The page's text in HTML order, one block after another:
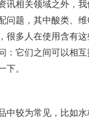
讯相关领域之外，
问题，其中酸类、
很多人在使用含有这
：它们之间可以相
。
中较为常见，比如